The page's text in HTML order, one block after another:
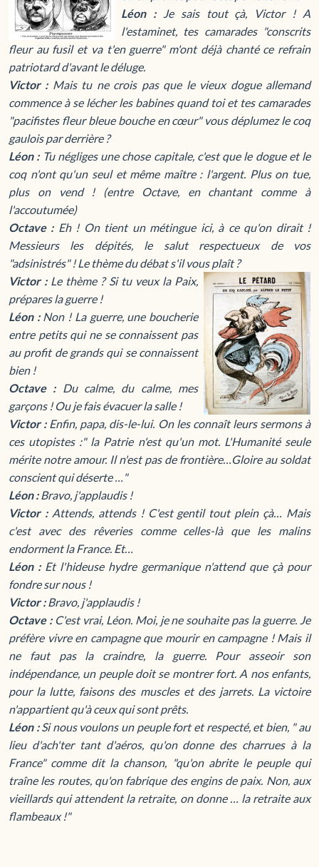
Léon :Je sais tout çà, Victor ! A
l'estaminet, tes camarades "conscrits
fleur au fusil et va t'en guerre" m'ont déjà chanté ce refrain
patriotard d'avant le déluge.
Victor :Mais tu ne crois pas que le vieux dogue allemand
commence à se lécher les babines quand toi et tes camarades
"pacifistes fleur bleue bouche en cœur" vous déplumez le coq
gaulois par derrière ?
Léon :Tu négliges une chose capitale, c'est que le dogue et le
coq n'ont qu'un seul et même maître : l'argent. Plus on tue,
plus on vend ! (entre Octave, en chantant comme à
l'accoutumée)
Octave :Eh ! On tient un métingue ici, à ce qu'on dirait !
Messieurs les dépités, le salut respectueux de vos
"adsinistrés" ! Le thème du débat s'il vous plaît ?
Victor :Le thème ? Si tu veux la Paix,
prépares la guerre !
Léon :Non ! La guerre, une boucherie
entre petits qui ne se connaissent pas
au profit de grands qui se connaissent
bien !
Octave :Du calme, du calme, mes
garçons ! Ou je fais évacuer la salle !
Victor :Enfin, papa, dis-le-lui. On les connaît leurs sermons à
ces utopistes :" la Patrie n'est qu'un mot. L'Humanité seule
mérite notre amour. Il n'est pas de frontière…Gloire au soldat
conscient qui déserte …"
Léon :Bravo, j'applaudis !
Victor :Attends, attends ! C'est gentil tout plein çà… Mais
c'est avec des rêveries comme celles-là que les malins
endorment la France. Et…
Léon :Et l'hideuse hydre germanique n'attend que çà pour
fondre sur nous !
Victor :Bravo, j'applaudis !
Octave :C'est vrai, Léon. Moi, je ne souhaite pas la guerre. Je
préfère vivre en campagne que mourir en campagne ! Mais il
ne faut pas la craindre, la guerre. Pour asseoir son
indépendance, un peuple doit se montrer fort. A nos enfants,
pour la lutte, faisons des muscles et des jarrets. La victoire
n'appartient qu'à ceux qui sont prêts.
Léon :Si nous voulons un peuple fort et respecté, et bien, " au
lieu d'ach'ter tant d'aéros, qu'on donne des charrues à la
France" comme dit la chanson, "qu'on abrite le peuple qui
traîne les routes, qu'on fabrique des engins de paix. Non, aux
vieillards qui attendent la retraite, on donne … la retraite aux
flambeaux !"